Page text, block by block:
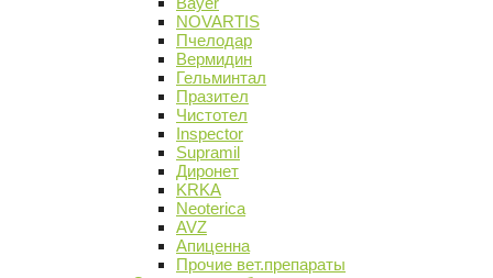
NOVARTIS
Пчелодар
Вермидин
Гельминтал
Празител
Чистотел
Inspector
Supramil
Диронет
KRKA
Neoterica
AVZ
Апиценна
Прочие вет.препараты